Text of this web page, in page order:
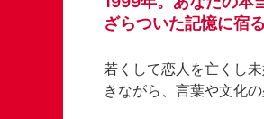
ざらついた記憶に宿
若くして恋人を亡くし
きながら、言葉や文化